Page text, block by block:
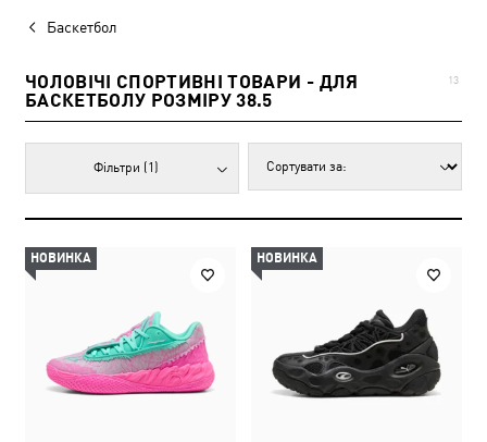
Баскетбол
ЧОЛОВІЧІ СПОРТИВНІ ТОВАРИ - ДЛЯ
БАСКЕТБОЛУ РОЗМІРУ 38.5
13
Фільтри (1)
НОВИНКА НОВИНКА